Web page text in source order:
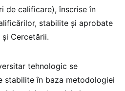
de calificare), înscrise în
stabilite și aprobate
Cercetării.
tehnologic se
stabilite în baza metodologiei